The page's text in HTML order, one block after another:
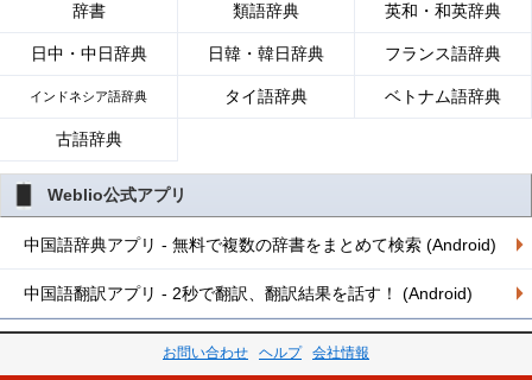
辞書 類語辞典 英和・和英辞典
日中・中日辞典 日韓・韓日辞典 フランス語辞典
インドネシア語辞典 タイ語辞典 ベトナム語辞典
古語辞典
Weblio公式アプリ
中国語辞典アプリ - 無料で複数の辞書をまとめて検索 (Android)
中国語翻訳アプリ - 2秒で翻訳、翻訳結果を話す！ (Android)
お問い合わせ ヘルプ 会社情報